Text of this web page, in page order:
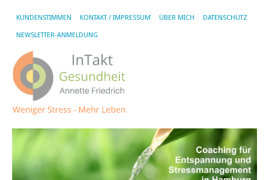
KUNDENSTIMMEN KONTAKT / IMPRESSUM ÜBER MICH DATENSCHUTZ
NEWSLETTER-ANMELDUNG